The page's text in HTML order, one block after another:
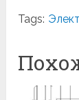
Tags: